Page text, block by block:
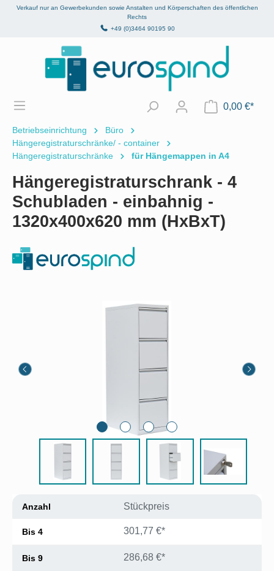
springen
Verkauf nur an Gewerbekunden sowie Anstalten und Körperschaften des öffentlichen
Rechts
+49 (0)3464 90195 90
0,00 €*
Betriebseinrichtung
Büro
Hängeregistraturschränke/ - container
Hängeregistraturschränke
für Hängemappen in A4
Hängeregistraturschrank - 4
Schubladen - einbahnig -
1320x400x620 mm (HxBxT)
Bildergalerie überspringen
Anzahl Stückpreis
Bis 4 301,77 €*
Bis 9 286,68 €*